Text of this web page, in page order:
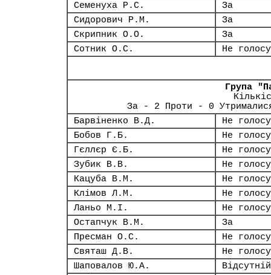
Семенуха Р.С.
За
Сидорович Р.М.
За
Скрипник О.О.
За
Сотник О.С.
Не
Група
За - 2 Проти - 0
Барвіненко В.Д.
Не
Бобов Г.Б.
Не
Гєллєр Є.Б.
Не
Зубик В.В.
Не
Кацуба В.М.
Не
Клімов Л.М.
Не
Ланьо М.І.
Не
Остапчук В.М.
За
Пресман О.С.
Не
Святаш Д.В.
Не
Шаповалов Ю.А.
Відсутній